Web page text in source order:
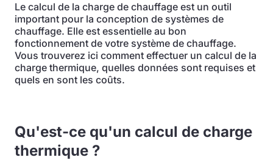
Le calcul de la charge de chauffage est un outil
important pour la conception de systèmes de
chauffage. Elle est essentielle au bon
fonctionnement de votre système de chauffage.
Vous trouverez ici comment effectuer un calcul de la
charge thermique, quelles données sont requises et
quels en sont les coûts.
Qu'est-ce qu'un calcul de charge
thermique ?